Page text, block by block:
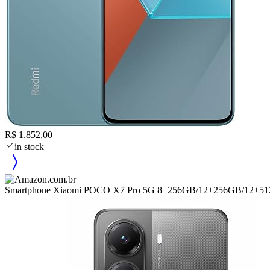
R$ 1.852,00
in stock
Smartphone Xiaomi POCO X7 Pro 5G 8+256GB/12+256GB/